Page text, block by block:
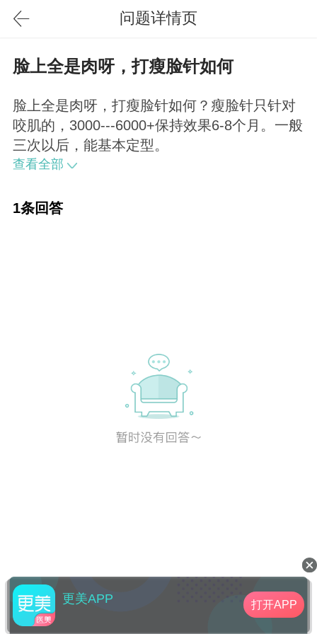
问题详情页
脸上全是肉呀，打瘦脸针如何
脸上全是肉呀，打瘦脸针如何？瘦脸针只针对
咬肌的，3000---6000+保持效果6-8个月。一般
三次以后，能基本定型。
查看全部
1条回答
更美APP 打开APP